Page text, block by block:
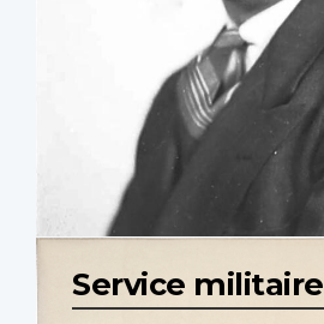
Service militaire